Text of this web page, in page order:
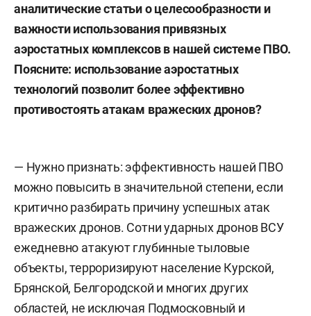
аналитические статьи о целесообразности и
важности использования привязных
аэростатных комплексов в нашей системе ПВО.
Поясните: использование аэростатных
технологий позволит более эффективно
противостоять атакам вражеских дронов?
— Нужно признать: эффективность нашей ПВО
можно повысить в значительной степени, если
критично разбирать причину успешных атак
вражеских дронов. Сотни ударных дронов ВСУ
ежедневно атакуют глубинные тыловые
объекты, терроризируют население Курской,
Брянской, Белгородской и многих других
областей, не исключая Подмосковный и